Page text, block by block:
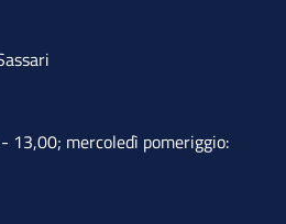
13,00; mercoledì pomeriggio: